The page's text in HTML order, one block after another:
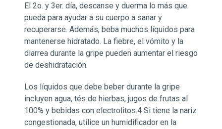
El 2o. y 3er. día, descanse y duerma lo más que
pueda para ayudar a su cuerpo a sanar y
recuperarse. Además, beba muchos líquidos para
mantenerse hidratado. La fiebre, el vómito y la
diarrea durante la gripe pueden aumentar el riesgo
de deshidratación.
Los líquidos que debe beber durante la gripe
incluyen agua, tés de hierbas, jugos de frutas al
100% y bebidas con electrolitos.4 Si tiene la nariz
congestionada, utilice un humidificador en la